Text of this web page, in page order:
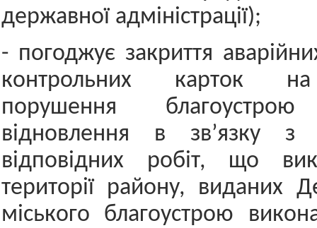
державної адміністрації);
- погоджує закриття
контрольних карток
порушення
відновлення в зв’язку з
відповідних робіт, що
території району, виданих
міського благоустрою